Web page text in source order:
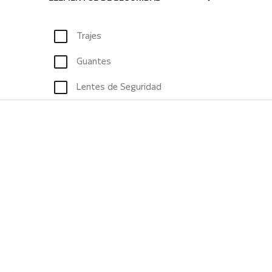
Trajes
Guantes
Lentes de Seguridad